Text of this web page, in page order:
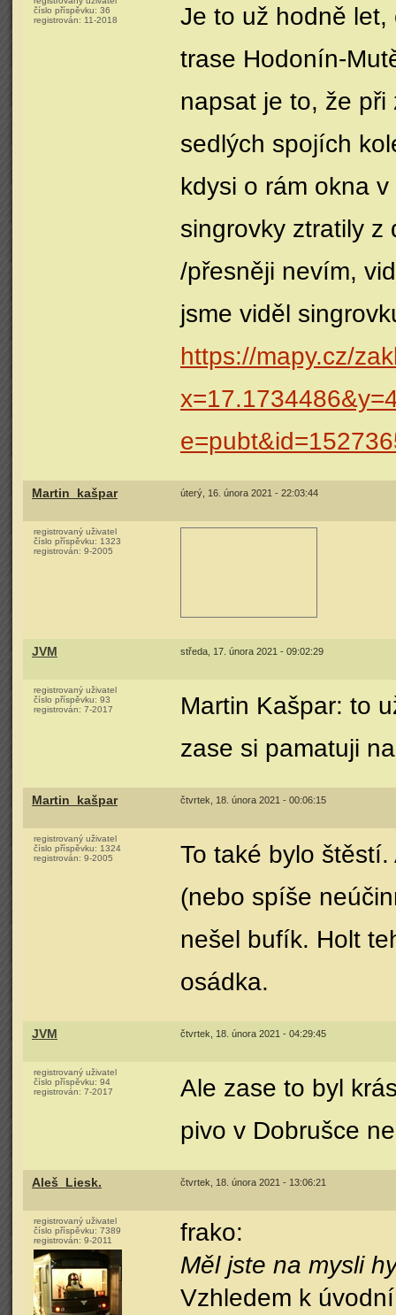
číslo příspěvku: 36
registrován: 11-2018
Je to už hodně let,
trase Hodonín-
napsat je to, že
sedlých spojích
kdysi o rám okna
singrovky ztratily z
/přesněji nevím,
jsme viděl
https://mapy.cz/
Martin_kašpar úterý, 16. února 2021 - 22:03:44
registrovaný uživatel
číslo příspěvku: 1323
registrován: 9-2005
JVM středa, 17. února 2021 - 09:02:29
registrovaný uživatel
číslo příspěvku: 93
registrován: 7-2017
Martin Kašpar: to
zase si pamatuji
Martin_kašpar čtvrtek, 18. února 2021 - 00:06:15
registrovaný uživatel
číslo příspěvku: 1324
registrován: 9-2005
To také bylo
(nebo spíše
nešel bufík. Holt
osádka.
JVM čtvrtek, 18. února 2021 - 04:29:45
registrovaný uživatel
číslo příspěvku: 94
registrován: 7-2017
Ale zase to byl
pivo v Dobrušce
Aleš_Liesk. čtvrtek, 18. února 2021 - 13:06:21
registrovaný uživatel
číslo příspěvku: 7389
registrován: 9-2011
frako:
Měl jste na mysli
Vzhledem k